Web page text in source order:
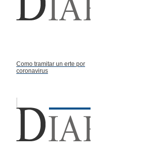
Como tramitar un erte por
coronavirus